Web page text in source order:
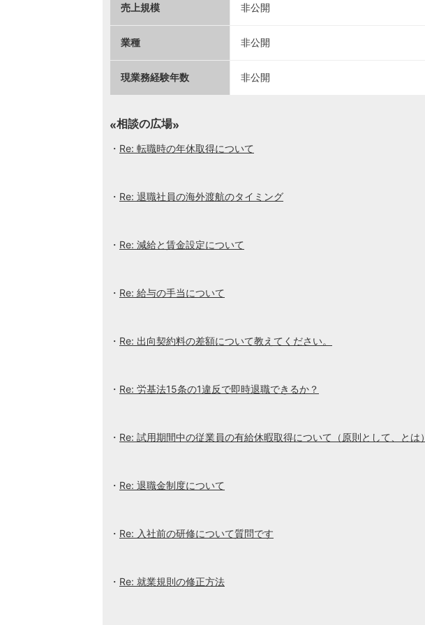
売上規模 非公開
業種 非公開
現業務経験年数 非公開
相談の広場
Re: 転職時の年休取得について
Re: 退職社員の海外渡航のタイミング
Re: 減給と賃金設定について
Re: 給与の手当について
Re: 出向契約料の差額について教えてください。
Re: 労基法15条の1違反で即時退職できるか？
Re: 試用期間中の従業員の有給休暇取得について（原則として、とは）
Re: 退職金制度について
Re: 入社前の研修について質問です
Re: 就業規則の修正方法